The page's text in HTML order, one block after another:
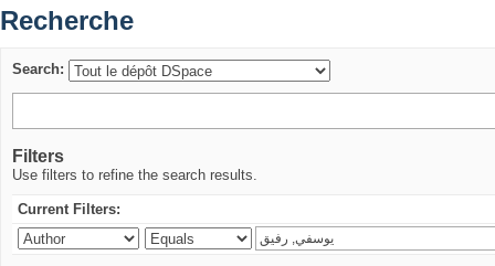
Recherche
Search:
Filters
Use filters to refine the search results.
Current Filters: